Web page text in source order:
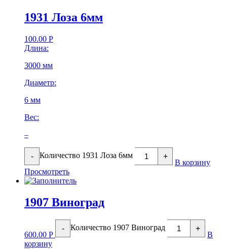
1931 Лоза 6мм
100.00 Р
Длина:
3000 мм
Диаметр:
6 мм
Вес:
–
- Количество 1931 Лоза 6мм +
В корзину
Просмотреть
1907 Виноград
600.00 Р
- Количество 1907 Виноград +
В
корзину